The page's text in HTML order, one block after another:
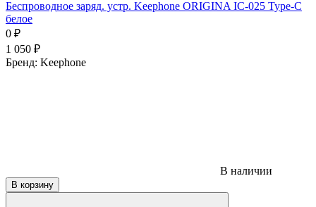
Беспроводное заряд. устр. Keephone ORIGINA IC-025 Type-C
белое
0 ₽
1 050 ₽
Бренд: Keephone
В наличии
В корзину